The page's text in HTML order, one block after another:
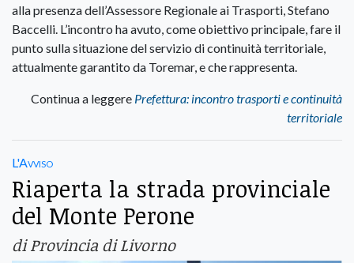
alla presenza dell’Assessore Regionale ai Trasporti, Stefano
Baccelli. L’incontro ha avuto, come obiettivo principale, fare il
punto sulla situazione del servizio di continuità territoriale,
attualmente garantito da Toremar, e che rappresenta.
Continua a leggere Prefettura: incontro trasporti e continuità
territoriale
L'Avviso
Riaperta la strada provinciale
del Monte Perone
di Provincia di Livorno